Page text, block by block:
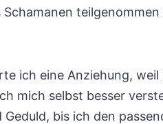
Schamanen
ich eine Anziehung,
mich selbst besser
Geduld, bis ich den